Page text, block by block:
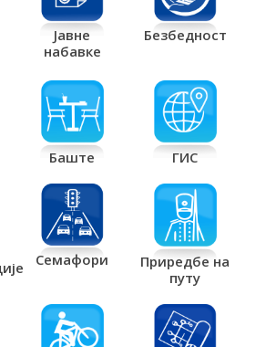
Јавне
набавке
Безбедност
Баште ГИС
Семафори
Приредбе на
путу